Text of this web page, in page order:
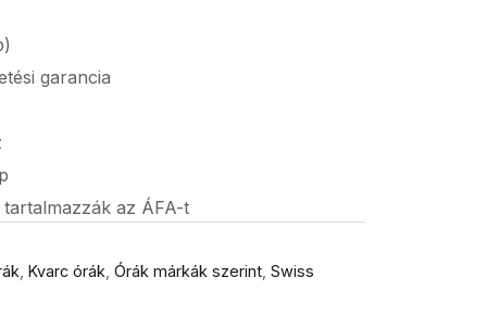
garancia
az ÁFA-t
Kvarc órák Órák márkák szerint Swiss